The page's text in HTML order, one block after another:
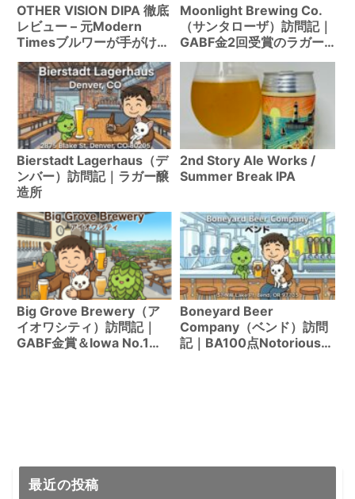
OTHER VISION DIPA 徹底
レビュー – 元Modern
Timesブルワーが手がける
渾身のダブルIPA
Moonlight Brewing Co.
（サンタローザ）訪問記｜
GABF金2回受賞のラガー
専門ブルワリー
Bierstadt Lagerhaus（デ
ンバー）訪問記｜ラガー醸
造所
2nd Story Ale Works /
Summer Break IPA
Big Grove Brewery（ア
イオワシティ）訪問記｜
GABF金賞＆Iowa No.1
Boneyard Beer
Company（ベンド）訪問
記｜BA100点Notorious
最近の投稿